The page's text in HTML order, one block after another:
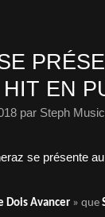
EN
par Steph
Dois Avancer » que